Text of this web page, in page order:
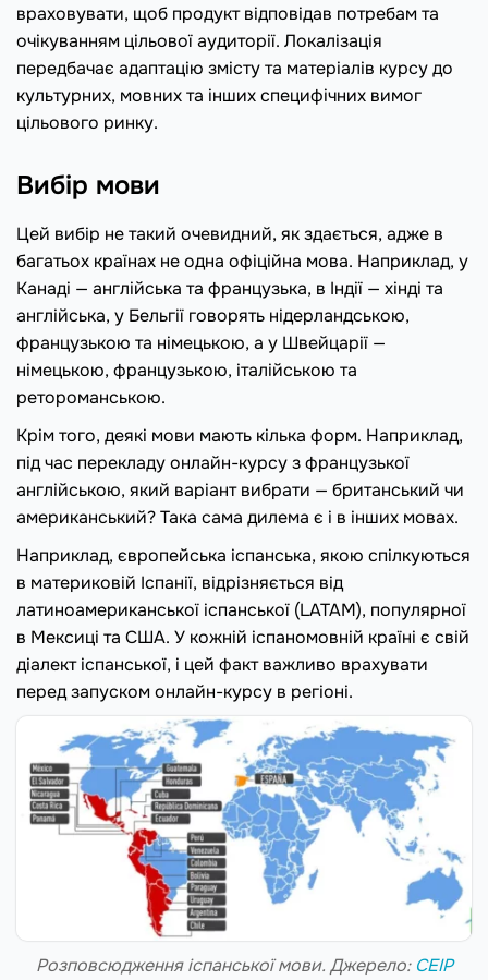
враховувати, щоб продукт відповідав потребам та
очікуванням цільової аудиторії. Локалізація
передбачає адаптацію змісту та матеріалів курсу до
культурних, мовних та інших специфічних вимог
цільового ринку.
Вибір мови
Цей вибір не такий очевидний, як здається, адже в
багатьох країнах не одна офіційна мова. Наприклад, у
Канаді — англійська та французька, в Індії — хінді та
англійська, у Бельгії говорять нідерландською,
французькою та німецькою, а у Швейцарії —
німецькою, французькою, італійською та
ретороманською.
Крім того, деякі мови мають кілька форм. Наприклад,
під час перекладу онлайн-курсу з французької
англійською, який варіант вибрати — британський чи
американський? Така сама дилема є і в інших мовах.
Наприклад, європейська іспанська, якою спілкуються
в материковій Іспанії, відрізняється від
латиноамериканської іспанської (LATAM), популярної
в Мексиці та США. У кожній іспаномовній країні є свій
діалект іспанської, і цей факт важливо врахувати
перед запуском онлайн-курсу в регіоні.
Розповсюдження іспанської мови. Джерело: CEIP